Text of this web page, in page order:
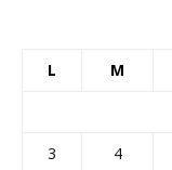
L M
3
4